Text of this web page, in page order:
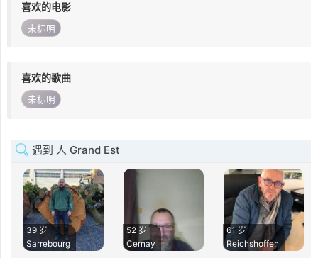
喜欢的电影
未标明
喜欢的歌曲
未标明
遇到 人 Grand Est
39 岁
Sarrebourg
52 岁
Cernay
61 岁
Reichshoffen